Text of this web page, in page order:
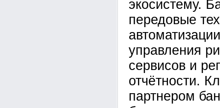
экосистему.
передовые
управления
сервисов и
отчётности.
партнером